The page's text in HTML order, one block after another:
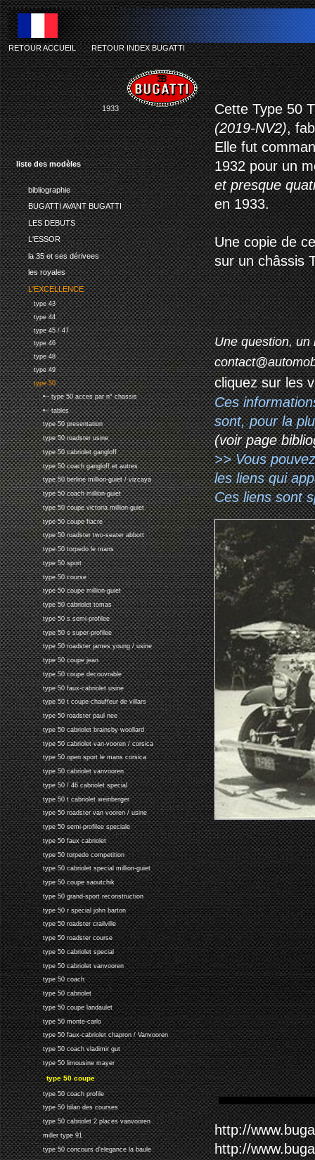
liste des modèles
bibliographie
BUGATTI AVANT BUGATTI
LES DEBUTS
L'ESSOR
la 35 et ses dérivees
les royales
L'EXCELLENCE
type 43
type 44
type 45 / 47
type 46
type 48
type 49
type 50
•-- type 50 acces par n° chassis
•-- tables
type 50 presentation
type 50 roadster usine
type 50 cabriolet gangloff
type 50 coach gangloff et autres
type 50 berline million-guiet / vizcaya
type 50 coach million-guiet
type 50 coupe victoria million-guiet
type 50 coupe fiacre
type 50 roadster two-seater abbott
type 50 torpedo le mans
type 50 sport
type 50 course
type 50 coupe million-guiet
type 50 cabriolet tomas
type 50 s semi-profilee
type 50 s super-profilee
type 50 roadster james young / usine
type 50 coupe jean
type 50 coupe decouvrable
type 50 faux-cabriolet usine
type 50 t coupe-chauffeur de villars
type 50 roadster paul nee
type 50 cabriolet brainsby woollard
type 50 cabriolet van-vooren / corsica
type 50 open sport le mans corsica
type 50 cabriolet vanvooren
type 50 / 46 cabriolet special
type 50 t cabriolet weinberger
type 50 roadster van vooren / usine
type 50 semi-profilee speciale
type 50 faux cabriolet
type 50 torpedo competition
type 50 cabriolet special million-guiet
type 50 coupe saoutchik
type 50 grand-sport reconstruction
type 50 r special john barton
type 50 roadster crailville
type 50 roadster course
type 50 cabriolet special
type 50 cabriolet vanvooren
type 50 coach
type 50 cabriolet
type 50 coupe landaulet
type 50 monte-carlo
type 50 faux-cabriolet chapron / Vanvooren
type 50 coach vladimir gut
type 50 limousine mayer
type 50 coupe
type 50 coach profile
type 50 bilan des courses
type 50 cabriolet 2 places vanvooren
miller type 91
type 50 concours d'elegance la baule
RETOUR ACCUEIL-RETOUR INDEX BUGATTI
1933
Cette Type 50
(2019-NV2),
Elle fut
1932 pour un
et presque
en 1933.
Une copie de
sur un châssis
Une question, un
cliquez sur les
Ces
sont, pour la
(voir page
>> Vous
les liens qui
Ces liens sont
http://
http://